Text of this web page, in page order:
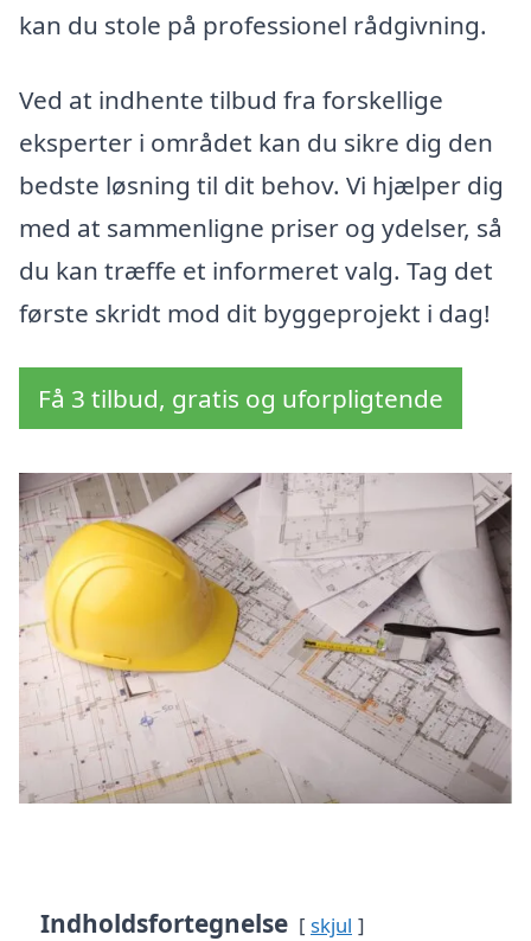
kan du stole på professionel rådgivning.
Ved at indhente tilbud fra forskellige
eksperter i området kan du sikre dig den
bedste løsning til dit behov. Vi hjælper dig
med at sammenligne priser og ydelser, så
du kan træffe et informeret valg. Tag det
første skridt mod dit byggeprojekt i dag!
Få 3 tilbud, gratis og uforpligtende
Indholdsfortegnelse skjul